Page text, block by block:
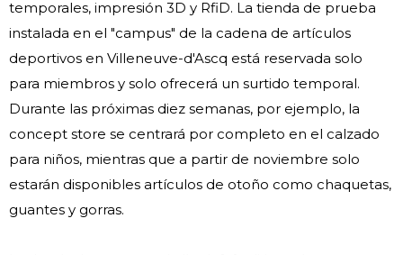
temporales, impresión 3D y RfiD. La tienda de prueba
instalada en el "campus" de la cadena de artículos
deportivos en Villeneuve-d'Ascq está reservada solo
para miembros y solo ofrecerá un surtido temporal.
Durante las próximas diez semanas, por ejemplo, la
concept store se centrará por completo en el calzado
para niños, mientras que a partir de noviembre solo
estarán disponibles artículos de otoño como chaquetas,
guantes y gorras.